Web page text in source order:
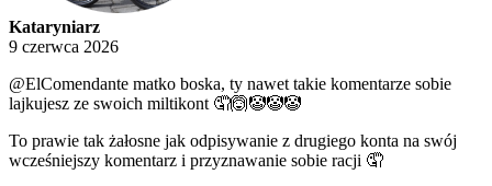
Kataryniarz
9 czerwca 2026
@ElComendante matko boska, ty nawet takie komentarze sobie
lajkujesz ze swoich miltikont 🤦🙆🤡🤡🤡
To prawie tak żałosne jak odpisywanie z drugiego konta na swój
wcześniejszy komentarz i przyznawanie sobie racji 🤦